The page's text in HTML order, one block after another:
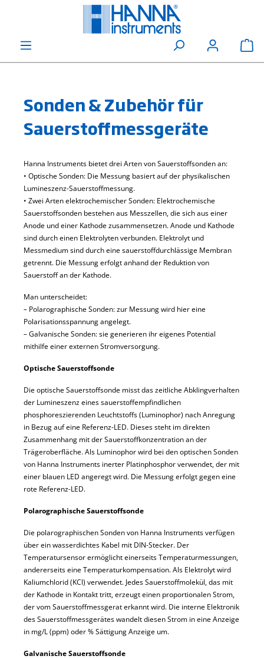
Sonden & Zubehör für
Sauerstoffmessgeräte
Hanna Instruments bietet drei Arten von Sauerstoffsonden an:
• Optische Sonden: Die Messung basiert auf der physikalischen
Lumineszenz-Sauerstoffmessung.
• Zwei Arten elektrochemischer Sonden: Elektrochemische
Sauerstoffsonden bestehen aus Messzellen, die sich aus einer
Anode und einer Kathode zusammensetzen. Anode und Kathode
sind durch einen Elektrolyten verbunden. Elektrolyt und
Messmedium sind durch eine sauerstoffdurchlässige Membran
getrennt. Die Messung erfolgt anhand der Reduktion von
Sauerstoff an der Kathode.
Man unterscheidet:
– Polarographische Sonden: zur Messung wird hier eine
Polarisationsspannung angelegt.
–Galvanische Sonden: sie generieren ihr eigenes Potential
mithilfe einer externen Stromversorgung.
Optische Sauerstoffsonde
Die optische Sauerstoffsonde misst das zeitliche Abklingverhalten
der Lumineszenz eines sauerstoffempfindlichen
phosphoreszierenden Leuchtstoffs (Luminophor) nach Anregung
in Bezug auf eine Referenz-LED. Dieses steht im direkten
Zusammenhang mit der Sauerstoffkonzentration an der
Trägeroberfläche. Als Luminophor wird bei den optischen Sonden
von Hanna Instruments inerter Platinphosphor verwendet, der mit
einer blauen LED angeregt wird. Die Messung erfolgt gegen eine
rote Referenz-LED.
Polarographische Sauerstoffsonde
Die polarographischen Sonden von Hanna Instruments verfügen
über ein wasserdichtes Kabel mit DIN-Stecker. Der
Temperatursensor ermöglicht einerseits Temperaturmessungen,
andererseits eine Temperaturkompensation. Als Elektrolyt wird
Kaliumchlorid (KCl) verwendet. Jedes Sauerstoffmolekül, das mit
der Kathode in Kontakt tritt, erzeugt einen proportionalen Strom,
der vom Sauerstoffmessgerat erkannt wird. Die interne Elektronik
des Sauerstoffmessgerätes wandelt diesen Strom in eine Anzeige
in mg/L (ppm) oder % Sättigung Anzeige um.
Galvanische Sauerstoffsonde